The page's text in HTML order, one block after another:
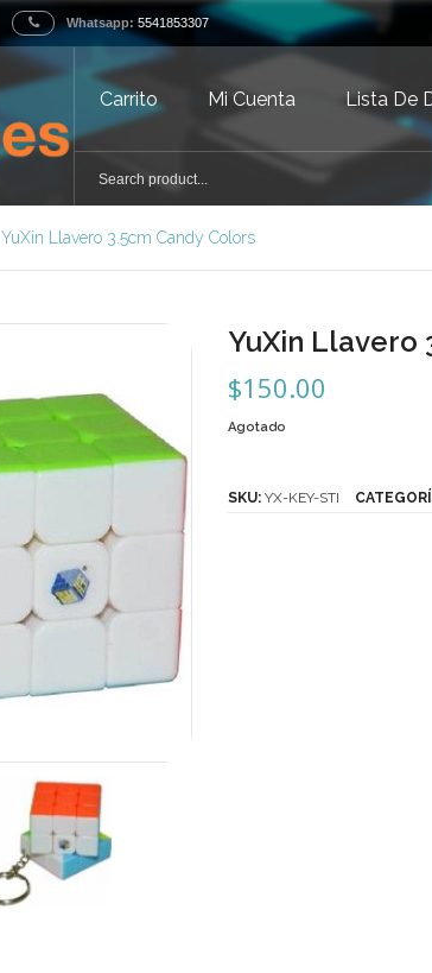
Whatsapp: 5541853307
Carrito Mi Cuenta Lista De
YuXin Llavero 3.5cm Candy Colors
YuXin Llavero
$150.00
Agotado
SKU: YX-KEY-STI